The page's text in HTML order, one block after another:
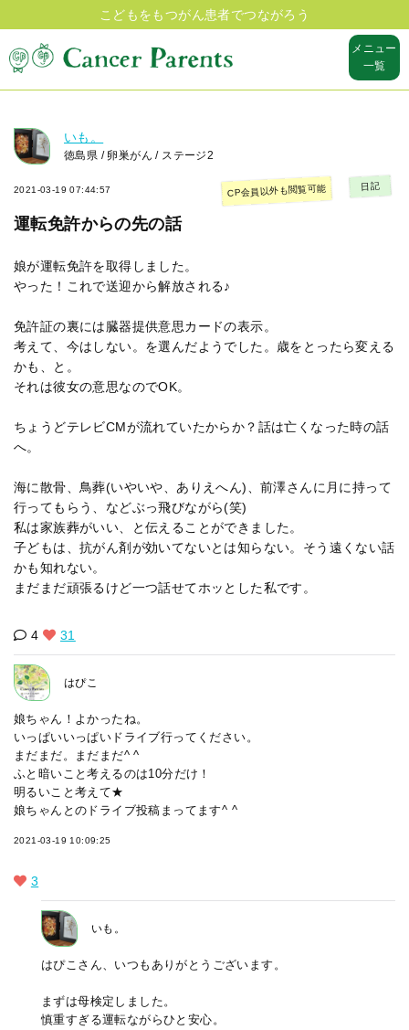
こどもをもつがん患者でつながろう
メニュー
一覧
いも。
徳島県 / 卵巣がん / ステージ2
2021-03-19 07:44:57
運転免許からの先の話
CP会員以外も閲覧可能 日記
娘が運転免許を取得しました。
やった！これで送迎から解放される♪
免許証の裏には臓器提供意思カードの表示。
考えて、今はしない。を選んだようでした。歳をとったら変える
かも、と。
それは彼女の意思なのでOK。
ちょうどテレビCMが流れていたからか？話は亡くなった時の話
へ。
海に散骨、鳥葬(いやいや、ありえへん)、前澤さんに月に持って
行ってもらう、などぶっ飛びながら(笑)
私は家族葬がいい、と伝えることができました。
子どもは、抗がん剤が効いてないとは知らない。そう遠くない話
かも知れない。
まだまだ頑張るけど一つ話せてホッとした私です。
4 31
はぴこ
娘ちゃん！よかったね。
いっぱいいっぱいドライブ行ってください。
まだまだ。まだまだ^ ^
ふと暗いこと考えるのは10分だけ！
明るいこと考えて★
娘ちゃんとのドライブ投稿まってます^ ^
2021-03-19 10:09:25
3
いも。
はぴこさん、いつもありがとうございます。
まずは母検定しました。
慎重すぎる運転ながらひと安心。